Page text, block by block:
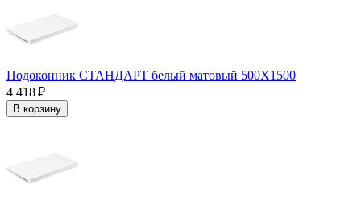
Подоконник СТАНДАРТ белый матовый 500Х1500
4 418 ₽
В корзину